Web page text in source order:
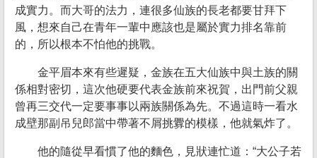
成實力。而大哥的法力，連很多仙族的長老都要甘拜下
風，想來自己在青年一輩中應該也是屬於實力排名靠前
的，所以根本不怕他的挑戰。
金平眉本來有些遲疑，金族在五大仙族中與土族的關
係相對密切，這次他硬要代表金族前來祝賀，出門前父親
曾再三交代一定要事事以兩族關係為先。不過這時一看水
成壁那副吊兒郎當中帶著不屑挑釁的模樣，他就氣炸了。
他的隨從早看慣了他的麵色，見狀連忙道：“大公子若